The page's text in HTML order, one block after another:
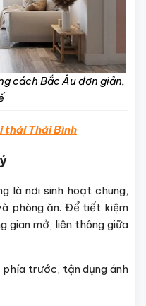
cách Bắc Âu đơn giản,
thái Thái Bình
là nơi sinh hoạt chung,
phòng ăn. Để tiết kiệm
gian mở, liên thông giữa
phía trước, tận dụng ánh